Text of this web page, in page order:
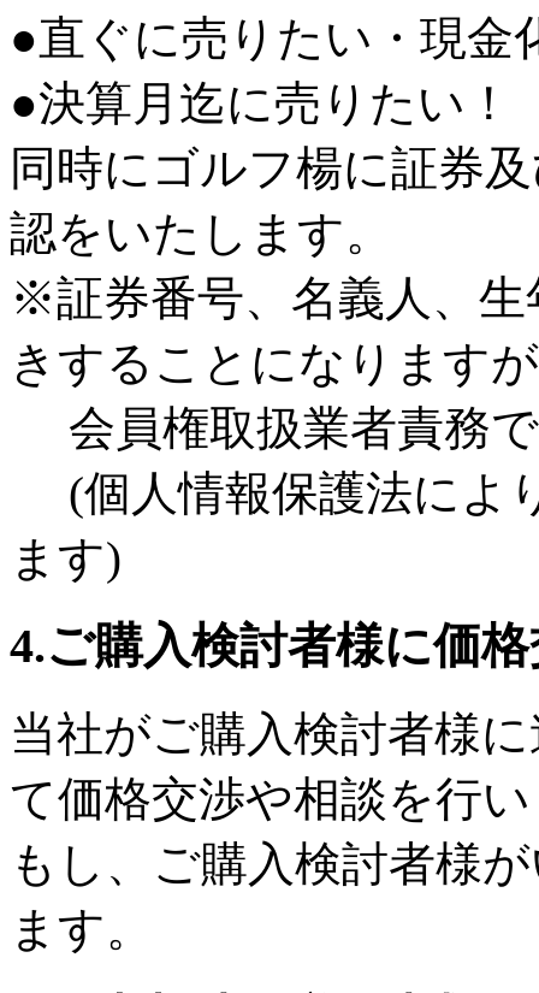
●直ぐに売りたい・現金
●決算月迄に売りたい！
同時にゴルフ楊に証券
認をいたします。
※証券番号、名義人、
きすることになりますが
会員権取扱業者責務
(個人情報保護法によ
ます)
4.ご購入検討者様に価
当社がご購入検討者様
て価格交渉や相談を行
もし、ご購入検討者様
ます。